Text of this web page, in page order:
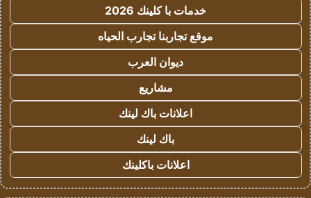
خدمات با كلينك 2026
موقع تجاربنا تجارب الحياه
ديوان العرب
مشاريع
اعلانات باك لينك
باك لينك
اعلانات باكلينك